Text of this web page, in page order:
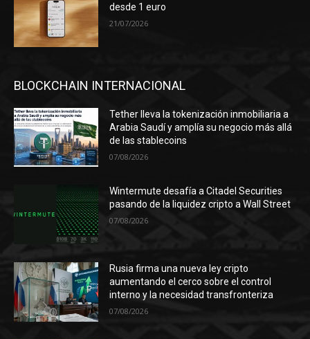
desde 1 euro
21/07/2026
BLOCKCHAIN INTERNACIONAL
Tether lleva la tokenización inmobiliaria a
Arabia Saudí y amplía su negocio más allá
de las stablecoins
07/08/2026
Wintermute desafía a Citadel Securities
pasando de la liquidez cripto a Wall Street
07/08/2026
Rusia firma una nueva ley cripto
aumentando el cerco sobre el control
interno y la necesidad transfronteriza
07/08/2026